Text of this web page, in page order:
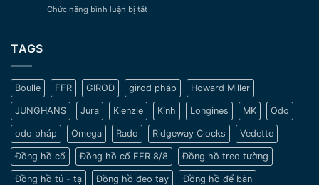
Tồn
cổ
tế
và
sang
trọng
Chức năng bình luận bị tắtở
chọn
đồng
hồ
cho
nam
cổ
tay
nhỏ
TAGS
Boulle FFR GIROD girod pháp Howard Miller
JUNGHANS Jura Kienzle Kính Longines MK Odo
odo pháp Omega Rado Ridgeway Clocks Vedette
Đồng hồ cổ Đồng hồ cổ FFR 8/8 Đồng hồ treo tường
Đồng hồ tủ - tạ Đồng hồ đeo tay Đồng hồ để bàn